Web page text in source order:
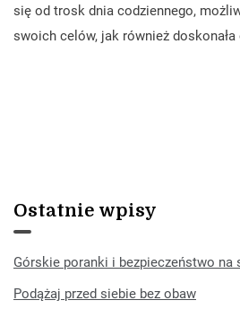
się od trosk dnia codziennego,
swoich celów, jak również
Ostatnie wpisy
Górskie poranki i bezpieczeństwo na
Podążaj przed siebie bez obaw